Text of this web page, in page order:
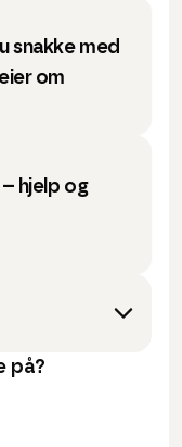
snakke med
om
hjelp og
på?